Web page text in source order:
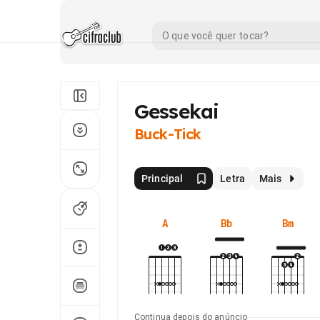
Gessekai
Buck-Tick
Principal Letra Mais
A Bb Bm
Continua depois do anúncio